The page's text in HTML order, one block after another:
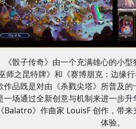
《骰子传奇》由一个充满雄心的小
师之昆特牌》和《赛博朋克：边缘行
作品既是对由《杀戮尖塔》所普及的
一场通过全新创意与机制来进一步
Balatro》作曲家 LouisF 创作，带
体验。